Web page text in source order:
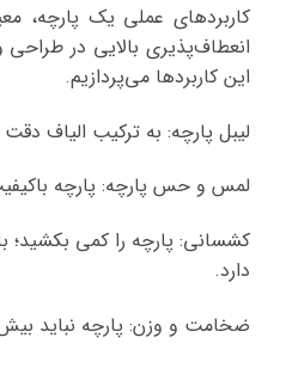
کاربردهای عملی یک پارچه،
انعطاف‌پذیری بالایی در
این کاربردها می‌پردازیم.
لیبل پارچه: به ترکیب الیاف دقت کنید. درصد استاندارد
لمس و حس پارچه: پارچه
کشسانی: پارچه را کمی بکشید؛
دارد.
ضخامت و وزن: پارچه نباید